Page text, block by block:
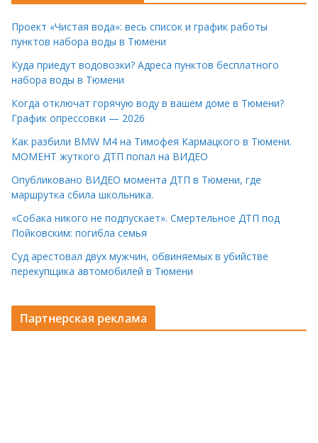
Проект «Чистая вода»: весь список и график работы
пунктов набора воды в Тюмени
Куда приедут водовозки? Адреса пунктов бесплатного
набора воды в Тюмени
Когда отключат горячую воду в вашем доме в Тюмени?
График опрессовки — 2026
Как разбили BMW M4 на Тимофея Кармацкого в Тюмени.
МОМЕНТ жуткого ДТП попал на ВИДЕО
Опубликовано ВИДЕО момента ДТП в Тюмени, где
маршрутка сбила школьника.
«Собака никого не подпускает». Смертельное ДТП под
Пойковским: погибла семья
Суд арестовал двух мужчин, обвиняемых в убийстве
перекупщика автомобилей в Тюмени
Партнерская реклама